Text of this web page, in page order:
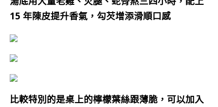
15 年陳皮提升香氣，勾芡增添滑順口感
比較特別的是桌上的檸檬葉絲跟薄脆，可以加入